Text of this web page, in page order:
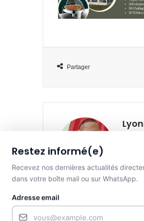
Partager
Restez informé(e)
Recevez nos dernières actualités
dans votre boîte mail ou sur WhatsApp.
Adresse email